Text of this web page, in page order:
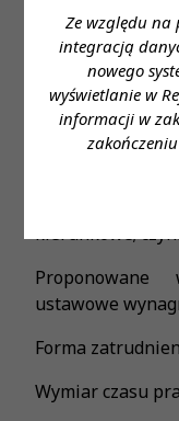
Ze względu na
integracją
nowego
wyświetlanie w
informacji w
Zapraszamy
przez link:
https://
Miejsce
kierunkowe;
Proponowane
ustawowe
Forma
Wymiar czasu